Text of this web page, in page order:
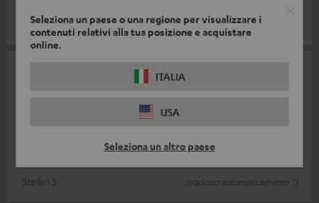
Seleziona un paese o una regione per visualizzare i
contenuti relativi alla tua posizione e acquistare
online.
ITALIA
USA
Seleziona un altro paese
Ralf K.
(tradotto automaticamente *)
Il suono è il migliore che abbia mai sentito da un altoparlante
bluetooth. Il volume e i bassi sono davvero potenti. La
Leggi la recensione completa
Stefan S.
(tradotto automaticamente *)